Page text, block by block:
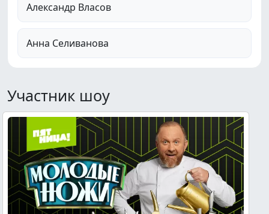
Александр Власов
Анна Селиванова
Участник шоу